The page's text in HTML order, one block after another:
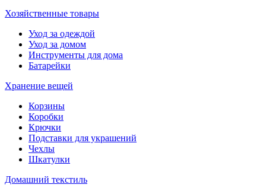
Хозяйственные товары
Уход за одеждой
Уход за домом
Инструменты для дома
Батарейки
Хранение вещей
Корзины
Коробки
Крючки
Подставки для украшений
Чехлы
Шкатулки
Домашний текстиль